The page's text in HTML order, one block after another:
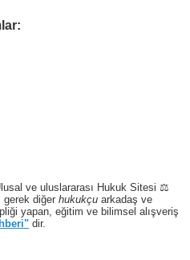
ve uluslararası Hukuk Sitesi ⚖️
gerek diğer hukukçu arkadaş ve
yapan, eğitim ve bilimsel alışveriş
dir.